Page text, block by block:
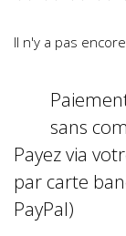
Il n'y a pas
sans
Payez via
par carte
PayPal)